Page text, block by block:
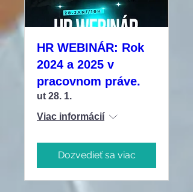
HR WEBINÁR: Rok
2024 a 2025 v
pracovnom práve.
ut 28. 1.
Viac informácií
Dozvedieť sa viac